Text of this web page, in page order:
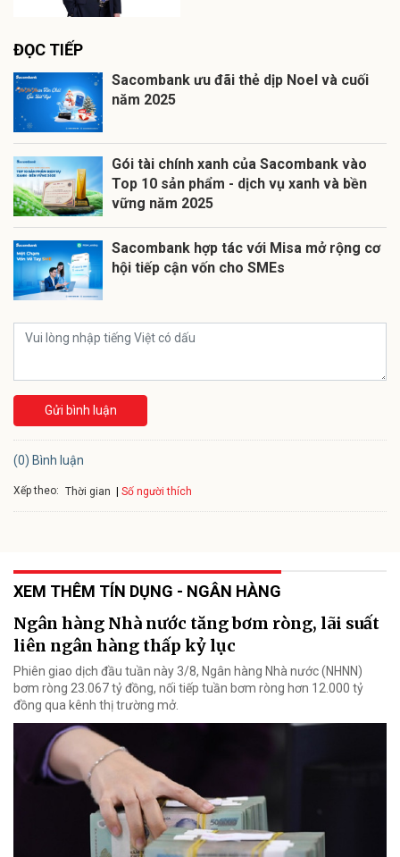
ĐỌC TIẾP
Sacombank ưu đãi thẻ dịp Noel và cuối
năm 2025
Gói tài chính xanh của Sacombank vào
Top 10 sản phẩm - dịch vụ xanh và bền
vững năm 2025
Sacombank hợp tác với Misa mở rộng cơ
hội tiếp cận vốn cho SMEs
Gửi bình luận
(0) Bình luận
Xếp theo: Thời gian Số người thích
XEM THÊM TÍN DỤNG - NGÂN HÀNG
Ngân hàng Nhà nước tăng bơm ròng, lãi suất
liên ngân hàng thấp kỷ lục
Phiên giao dịch đầu tuần này 3/8, Ngân hàng Nhà nước (NHNN)
bơm ròng 23.067 tỷ đồng, nối tiếp tuần bơm ròng hơn 12.000 tỷ
đồng qua kênh thị trường mở.